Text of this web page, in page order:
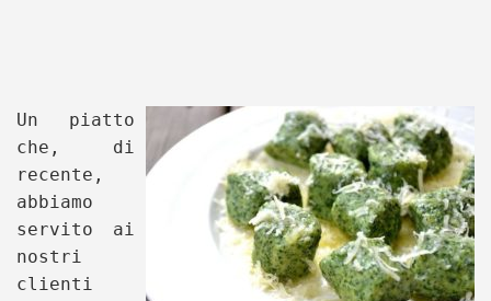
Un piatto
che, di
recente,
abbiamo
servito ai
nostri
clienti